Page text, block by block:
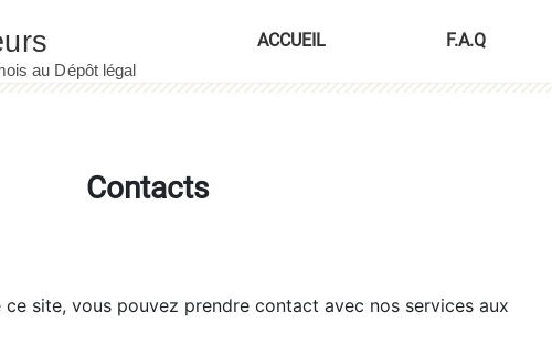
ACCUEIL F.A.Q
Contacts
site, vous pouvez prendre contact avec nos services aux